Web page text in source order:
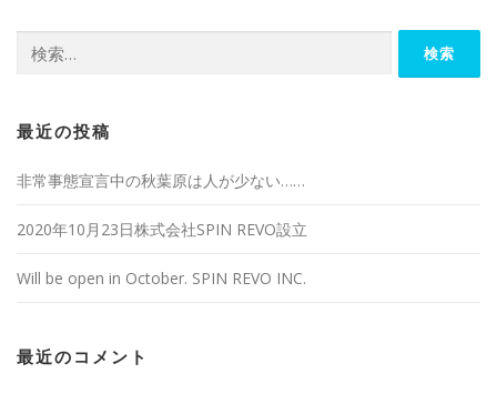
索:
最近の投稿
非常事態宣言中の秋葉原は人が少ない……
2020年10月23日株式会社SPIN REVO設立
Will be open in October. SPIN REVO INC.
最近のコメント